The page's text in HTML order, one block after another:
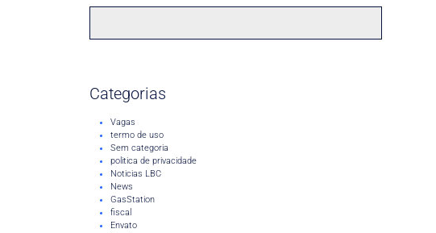
Categorias
Vagas
termo de uso
Sem categoria
politica de privacidade
Noticias LBC
News
GasStation
fiscal
Envato